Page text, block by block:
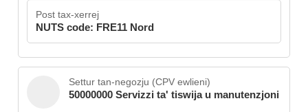
Post tax-xerrej
NUTS code: FRE11 Nord
Settur tan-negozju (CPV ewlieni)
50000000 Servizzi ta' tiswija u manutenzjoni